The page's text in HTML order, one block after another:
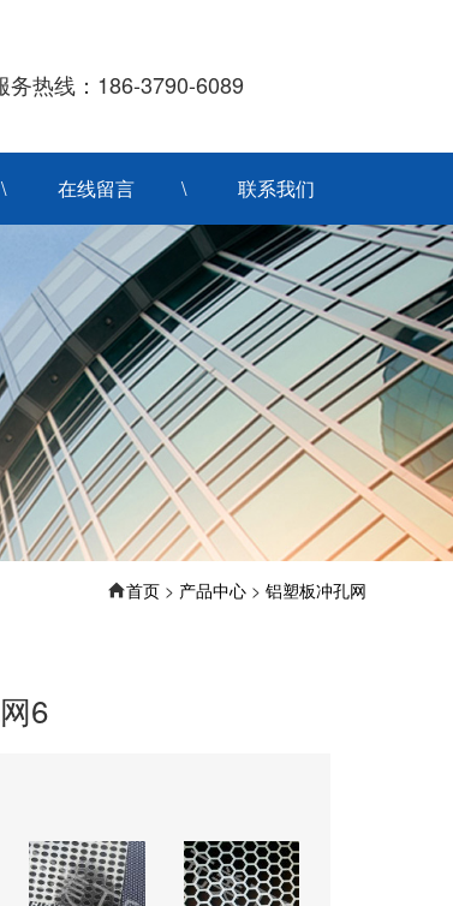
务热线：186-3790-6089
在线留言 联系我们
首页 > 产品中心 > 铝塑板冲孔网
6